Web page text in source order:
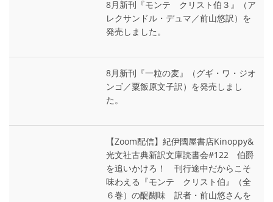
8月新刊『モンテ゠クリスト伯３』（ア
レクサンドル・デュマ／前山悠訳）を
発売しました。
8月新刊『一粒の麦』（グギ・ワ・ジオ
ンゴ／粟飯原文子訳）を発売しまし
た。
【Zoom配信】紀伊國屋書店Kinoppy&
光文社古典新訳文庫読書会#122 伯爵
を追いかけろ！ 刊行途中だからこそ
味わえる『モンテ゠クリスト伯』（全
６巻）の醍醐味 訳者・前山悠さんを